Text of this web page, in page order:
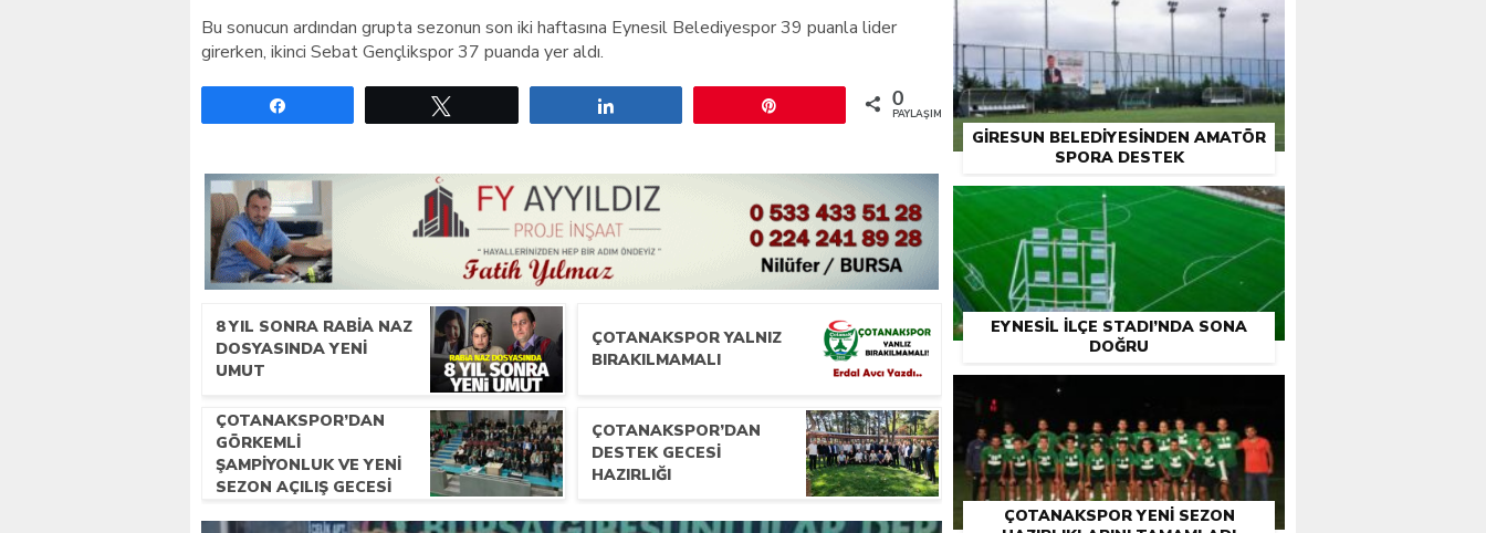
Bu sonucun ardından grupta sezonun son iki haftasına Eynesil Belediyespor 39 puanla lider
girerken, ikinci Sebat Gençlikspor 37 puanda yer aldı.
0
PAYLAŞIMLAR
8 YIL SONRA RABIA NAZ
DOSYASINDA YENI
UMUT
ÇOTANAKSPOR YALNIZ
BIRAKILMAMALI
ÇOTANAKSPOR’DAN
GÖRKEMLI
ŞAMPIYONLUK VE YENI
SEZON AÇILIŞ GECESI
ÇOTANAKSPOR’DAN
DESTEK GECESI
HAZIRLIĞI
GIRESUN BELEDIYESINDEN AMATÖR
SPORA DESTEK
EYNESIL İLÇE STADI’NDA SONA
DOĞRU
ÇOTANAKSPOR YENI SEZON